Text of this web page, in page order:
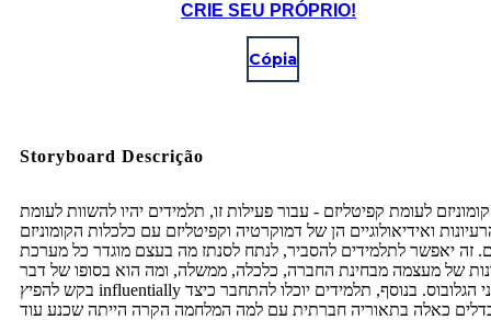
CRIE SEU PRÓPRIO!
Cópia
Storyboard Descrição
קומוניזם לעומת קפיטליזם - עבור פעילות זו, תלמידים יהיו להשוות לעומת
ואידיאולוגיים הן של דמוקרטיה וקפיטליזם עם כלכלות הקומוניזם
זה יאפשר לתלמידים להסביר, לנתח לסנתז מה בעצם מוגדר כל מערכת
של מעצמה מבחינת החברה, כלכלה, ממשלה, ומה הוא בסופו של דבר
בקש להפיץ influentially על פני הגלובוס. בנוסף, תלמידים יוכלו להתחבר כיצד
כאלה בתאוריה חברתית עם למה המלחמה הקרה הייתה שכנע עוד